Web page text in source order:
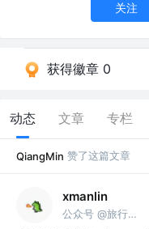
关注
获得徽章 0
动态 文章 专栏
QiangMin 赞了这篇文章
xmanlin
公众号 @旅行中的程序员